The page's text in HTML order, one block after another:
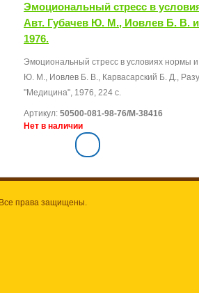
Эмоциональный стресс в
Авт. Губачев Ю. М., Иовлев Б. В.
1976.
Эмоциональный стресс в условиях нормы и
Ю. М., Иовлев Б. В., Карвасарский Б. Д.,
"Медицина", 1976, 224 с.
Артикул: 50500-081-98-76/М-38416
Нет в наличии
права защищены.